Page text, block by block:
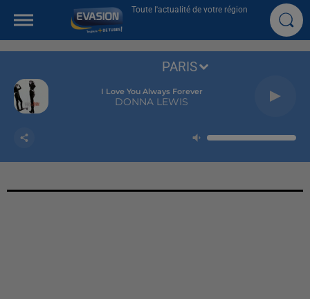
Toute l'actualité de votre région
I Love You Always Forever
DONNA LEWIS
PARIS